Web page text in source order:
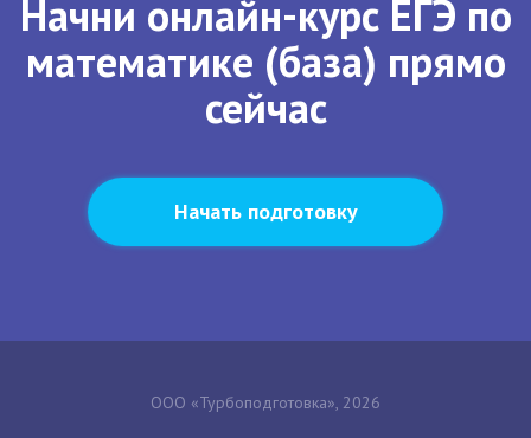
Начни онлайн-курс ЕГЭ по
математике (база) прямо
сейчас
Начать подготовку
ООО «Турбоподготовка», 2026